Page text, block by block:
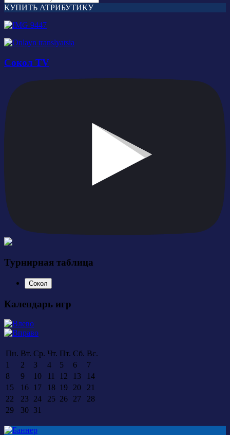
КУПИТЬ АТРИБУТИКУ
Сокол TV
Турнирная таблица
Сокол
Календарь игр
Пн. Вт. Ср. Чт. Пт. Сб. Вс.
1
2 3 4 5 6
7
8
9 10 11 12 13
14
15
16 17 18 19 20
21
22
23 24 25 26 27
28
29
30 31